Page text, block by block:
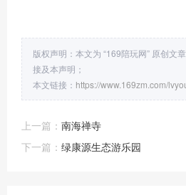
版权声明：本文为 “169陪玩网” 原创文
接及本声明；
本文链接： https://www.169zm.com/
上一篇： 南海禅寺
下一篇： 绿康源生态游乐园